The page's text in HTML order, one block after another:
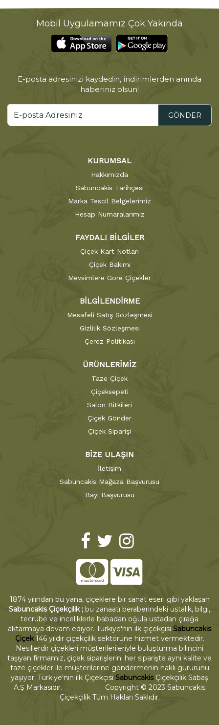
Mobil Uygulamamız Çok Yakında
E-posta adresinizi kaydedin, indirimlerden anında
haberiniz olsun!
GÖNDER
KURUMSAL
Hakkımızda
Sabuncakis Tarihçesi
Marka Tescil Belgelerimiz
Hesap Numaralarımız
FAYDALI BİLGİLER
Çiçek Kart Notları
Çiçek Bakımı
Mevsimlere Göre Çiçekler
BİLGİLENDİRME
Mesafeli Satış Sözleşmesi
Gizlilik Sözleşmesi
Çerez Politikası
ÜRÜNLERİMİZ
Taze Çiçek
Çiçeksepeti
Salon Bitkileri
Çiçek Gönder
Çiçek Siparişi
BİZE ULAŞIN
İletişim
Sabuncakis Mağaza Başvurusu
Bayi Başvurusu
1874 yılından bu yana, çiçeklere bir sanat eseri gibi yaklaşan
Sabuncakis Çiçekçilik ; bu zanaatı beraberindeki ustalık, bilgi,
tecrübe ve inceliklerle babadan oğula ustadan çırağa
aktarmaya devam ediyor. Türkiye'nin ilk çiçekçisi Sabuncakis
Çiçek146 yıldır çiçekçilik sektörüne hizmet vermektedir.
Nesillerdir çiçekleri müşterilerileriyle buluşturma bilincini
taşıyan firmamız, çiçek siparişlerini her siparişte aynı kalite ve
taze çiçekler ile müşterilerine göndermenin haklı gururunu
yaşıyor. Türkiye'nin ilk Çiçekçisi SabuncakisÇiçekçilik Sabaş
A.Ş Markasıdır. Copyright © 2023 Sabuncakis
Çiçekçilik Tüm Hakları Saklıdır.